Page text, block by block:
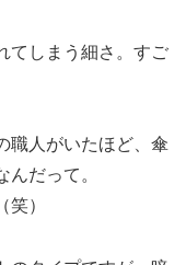
てしまう細さ。すご
職人がいたほど、傘
だって。
）